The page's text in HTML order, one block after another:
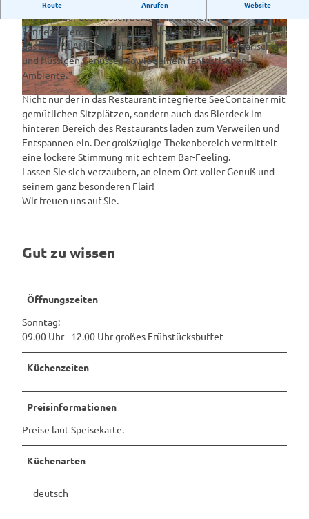
© Karl-Heinz Berger
© Karl-Heinz Berger © Karl-Heinz Berger
Route Anrufen Website
Mit Blick auf das Wasser, bei atemberaubendem
Sonnenuntergang oder in liebevoll eingerichteten Nischen,
das EMS-ISLAND verwöhnt seine Besucher mit kulinarischen
und flüssigen Genüssen sowie seinem fantastischen
Ambiente.
Nicht nur der in das Restaurant integrierte SeeContainer mit
gemütlichen Sitzplätzen, sondern auch das Bierdeck im
hinteren Bereich des Restaurants laden zum Verweilen und
Entspannen ein. Der großzügige Thekenbereich vermittelt
eine lockere Stimmung mit echtem Bar-Feeling.
Lassen Sie sich verzaubern, an einem Ort voller Genuß und
seinem ganz besonderen Flair!
Wir freuen uns auf Sie.
Gut zu wissen
Öffnungszeiten
Sonntag:
09.00 Uhr - 12.00 Uhr großes Frühstücksbuffet
Küchenzeiten
Preisinformationen
Preise laut Speisekarte.
Küchenarten
deutsch